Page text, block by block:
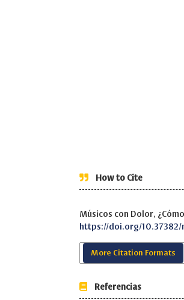
How to Cite
Músicos con Dolor,
https://doi.org/10.37382/
More Citation Formats
Referencias